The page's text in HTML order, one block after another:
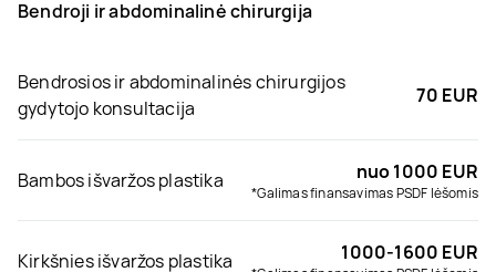
Bendroji ir abdominalinė chirurgija
Bendrosios ir abdominalinės chirurgijos
gydytojo konsultacija
70 EUR
Bambos išvaržos plastika nuo 1000 EUR
*Galimas finansavimas PSDF lėšomis
Kirkšnies išvaržos plastika 1000-1600 EUR